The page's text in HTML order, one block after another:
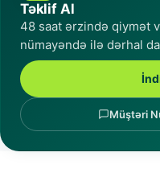
Təklif Al
48 saat ərzində qiymət
nümayəndə ilə dərhal
Müştəri